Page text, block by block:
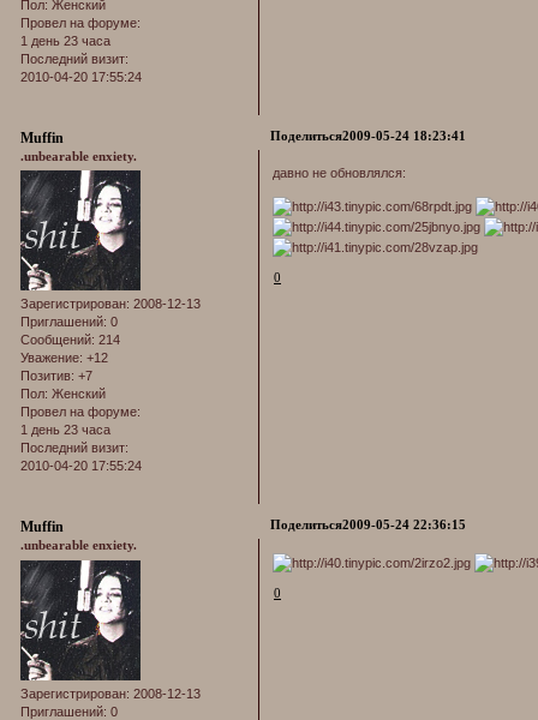
Пол: Женский
Провел на форуме:
1 день 23 часа
Последний визит:
2010-04-20 17:55:24
Поделиться2009-05-24 18:23:41
Muffin
.unbearable enxiety.
Зарегистрирован: 2008-12-13
Приглашений: 0
Сообщений: 214
Уважение: +12
Позитив: +7
Пол: Женский
Провел на форуме:
1 день 23 часа
Последний визит:
2010-04-20 17:55:24
давно не обновлялся:
0
Поделиться2009-05-24 22:36:15
Muffin
.unbearable enxiety.
Зарегистрирован: 2008-12-13
Приглашений: 0
0